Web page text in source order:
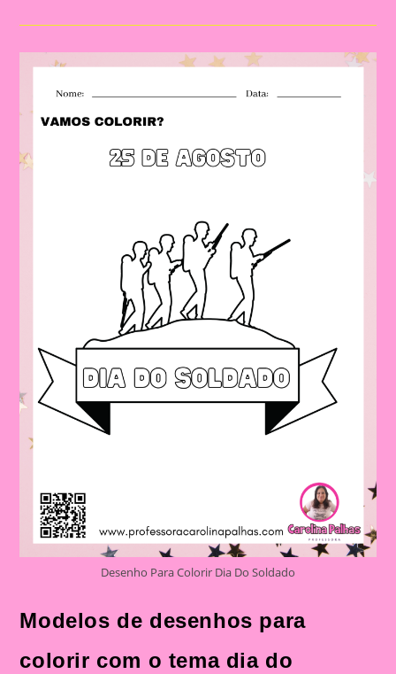
Desenho Para Colorir Dia Do Soldado
Modelos de desenhos para
colorir com o tema dia do